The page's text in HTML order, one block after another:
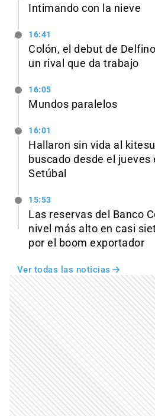
Intimando con la nieve
16:41
Colón, el debut de
un rival que da trabajo
16:05
Mundos paralelos
16:01
Hallaron sin vida al
buscado desde el jueves
Setúbal
15:53
Las reservas del Banco
nivel más alto en casi
por el boom exportador
Ver todas las noticias